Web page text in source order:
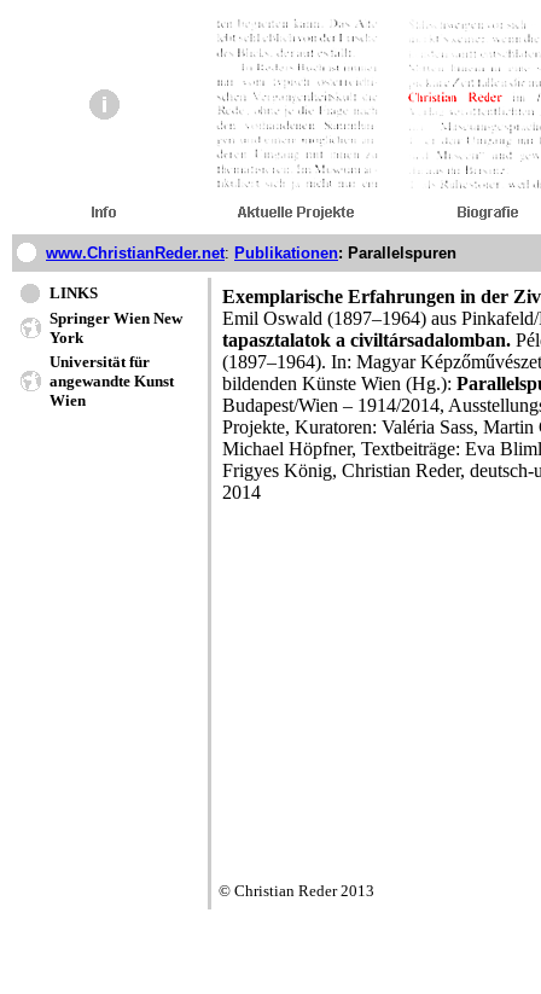
www.ChristianReder.net: Publikationen: Parallelspuren
LINKS
Springer Wien New
York
Universität für
angewandte Kunst
Wien
Exemplarische Erfahrungen in der
Emil Oswald (1897–1964) aus
tapasztalatok a civiltársadalomban.
(1897–1964). In: Magyar
bildenden Künste Wien (Hg.):
Budapest/Wien – 1914/2014,
Projekte, Kuratoren: Valéria Sass,
Michael Höpfner, Textbeiträge: Eva
Frigyes König, Christian Reder, deutsch-
2014
© Christian Reder 2013